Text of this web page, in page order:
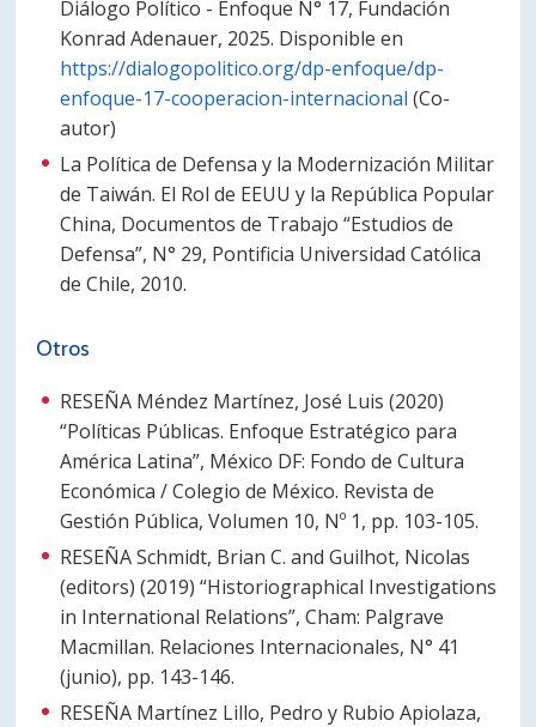
Diálogo Político - Enfoque N° 17, Fundación
Konrad Adenauer, 2025. Disponible en
https://dialogopolitico.org/dp-enfoque/dp-
enfoque-17-cooperacion-internacional (Co-
autor)
La Política de Defensa y la Modernización Militar
de Taiwán. El Rol de EEUU y la República Popular
China, Documentos de Trabajo “Estudios de
Defensa”, N° 29, Pontificia Universidad Católica
de Chile, 2010.
Otros
RESEÑA Méndez Martínez, José Luis (2020)
“Políticas Públicas. Enfoque Estratégico para
América Latina”, México DF: Fondo de Cultura
Económica / Colegio de México. Revista de
Gestión Pública, Volumen 10, Nº 1, pp. 103-105.
RESEÑA Schmidt, Brian C. and Guilhot, Nicolas
(editors) (2019) “Historiographical Investigations
in International Relations”, Cham: Palgrave
Macmillan. Relaciones Internacionales, N° 41
(junio), pp. 143-146.
RESEÑA Martínez Lillo, Pedro y Rubio Apiolaza,